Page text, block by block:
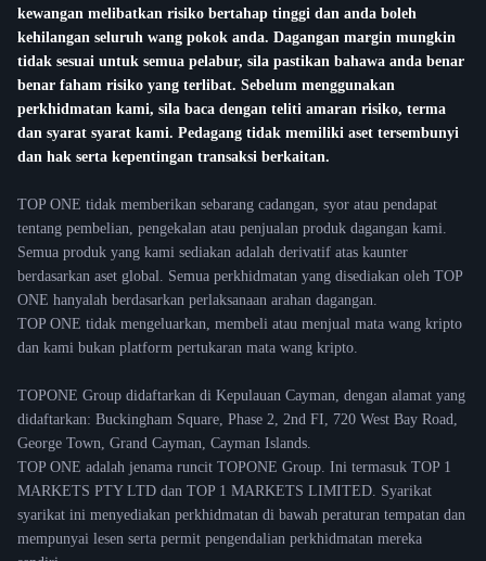
kewangan melibatkan risiko bertahap tinggi dan anda boleh
kehilangan seluruh wang pokok anda. Dagangan margin mungkin
tidak sesuai untuk semua pelabur, sila pastikan bahawa anda benar
benar faham risiko yang terlibat. Sebelum menggunakan
perkhidmatan kami, sila baca dengan teliti amaran risiko, terma
dan syarat syarat kami. Pedagang tidak memiliki aset tersembunyi
dan hak serta kepentingan transaksi berkaitan.
TOP ONE tidak memberikan sebarang cadangan, syor atau pendapat
tentang pembelian, pengekalan atau penjualan produk dagangan kami.
Semua produk yang kami sediakan adalah derivatif atas kaunter
berdasarkan aset global. Semua perkhidmatan yang disediakan oleh TOP
ONE hanyalah berdasarkan perlaksanaan arahan dagangan.
TOP ONE tidak mengeluarkan, membeli atau menjual mata wang kripto
dan kami bukan platform pertukaran mata wang kripto.
TOPONE Group didaftarkan di Kepulauan Cayman, dengan alamat yang
didaftarkan: Buckingham Square, Phase 2, 2nd FI, 720 West Bay Road,
George Town, Grand Cayman, Cayman Islands.
TOP ONE adalah jenama runcit TOPONE Group. Ini termasuk TOP 1
MARKETS PTY LTD dan TOP 1 MARKETS LIMITED. Syarikat
syarikat ini menyediakan perkhidmatan di bawah peraturan tempatan dan
mempunyai lesen serta permit pengendalian perkhidmatan mereka